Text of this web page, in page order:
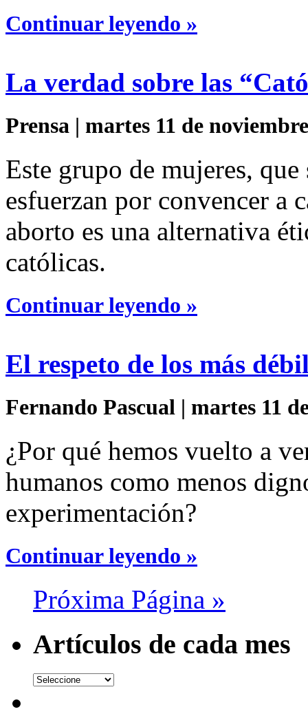
Continuar leyendo »
La verdad sobre las
Prensa | martes 11 de
Este grupo de mujeres,
esfuerzan por convencer a
aborto es una alternativa
católicas.
Continuar leyendo »
El respeto de los más
Fernando Pascual | martes 11
¿Por qué hemos vuelto a
humanos como menos
experimentación?
Continuar leyendo »
Próxima Página »
Artículos de cada mes